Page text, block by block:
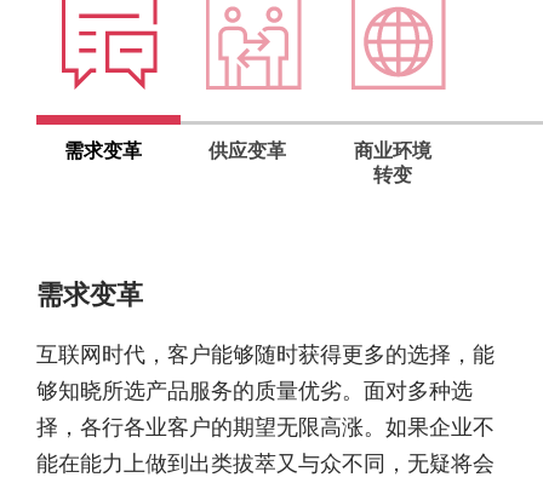
需求变革 供应变革
商业环境
转变
需求变革
互联网时代，客户能够随时获得更多的选择，能
够知晓所选产品服务的质量优劣。面对多种选
择，各行各业客户的期望无限高涨。如果企业不
能在能力上做到出类拔萃又与众不同，无疑将会